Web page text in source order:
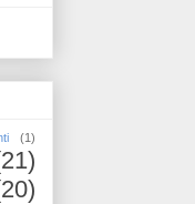
(1)